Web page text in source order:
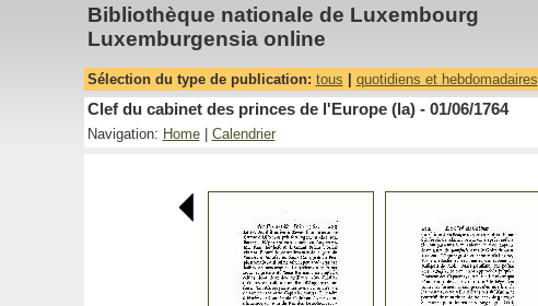
Bibliothèque nationale de Luxembourg
Luxemburgensia online
Sélection du type de publication: tous quotidiens et hebdomadaires
Clef du cabinet des princes de l'Europe (la) - 01/06/1764
Navigation: Home| Calendrier